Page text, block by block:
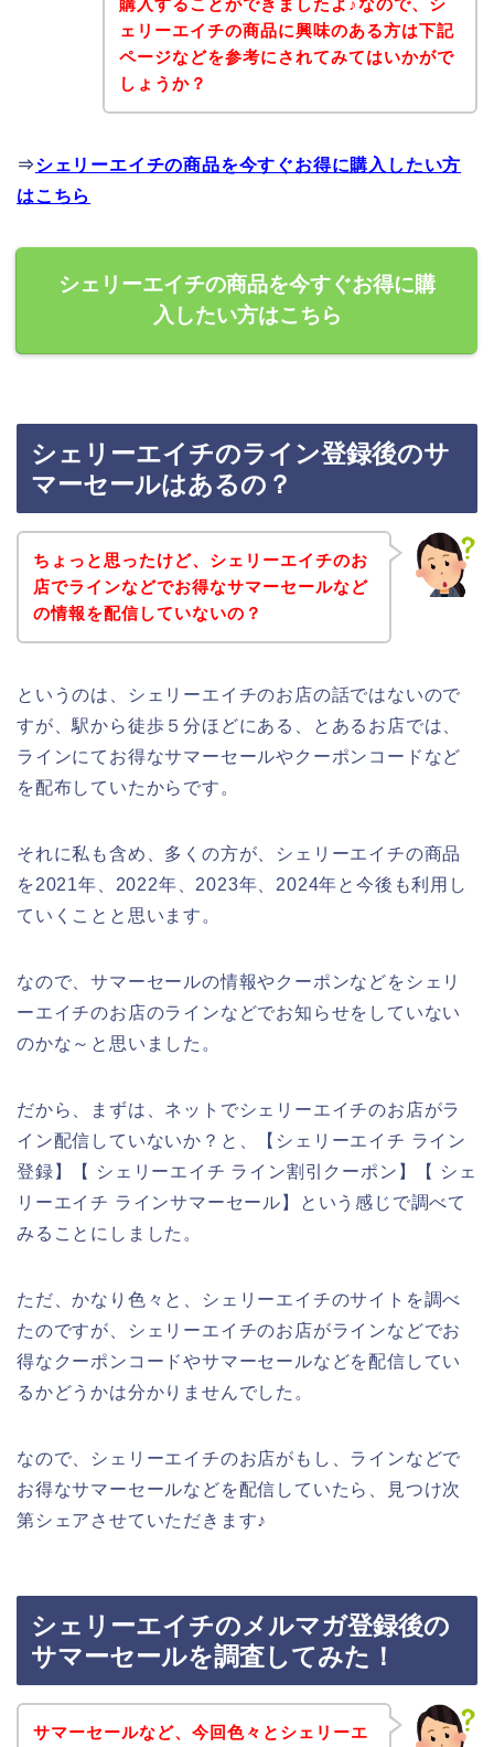
購入することができましたよ♪なので、シ
ェリーエイチの商品に興味のある方は下記
ページなどを参考にされてみてはいかがで
しょうか？
⇒シェリーエイチの商品を今すぐお得に購入したい方
はこちら
シェリーエイチの商品を今すぐお得に購
入したい方はこちら
シェリーエイチのライン登録後のサ
マーセールはあるの？
ちょっと思ったけど、シェリーエイチのお
店でラインなどでお得なサマーセールなど
の情報を配信していないの？
というのは、シェリーエイチのお店の話ではないので
すが、駅から徒歩５分ほどにある、とあるお店では、
ラインにてお得なサマーセールやクーポンコードなど
を配布していたからです。
それに私も含め、多くの方が、シェリーエイチの商品
を2021年、2022年、2023年、2024年と今後も利用し
ていくことと思います。
なので、サマーセールの情報やクーポンなどをシェリ
ーエイチのお店のラインなどでお知らせをしていない
のかな～と思いました。
だから、まずは、ネットでシェリーエイチのお店がラ
イン配信していないか？と、【シェリーエイチ ライン
登録】【 シェリーエイチ ライン割引クーポン】【 シェ
リーエイチ ラインサマーセール】という感じで調べて
みることにしました。
ただ、かなり色々と、シェリーエイチのサイトを調べ
たのですが、シェリーエイチのお店がラインなどでお
得なクーポンコードやサマーセールなどを配信してい
るかどうかは分かりませんでした。
なので、シェリーエイチのお店がもし、ラインなどで
お得なサマーセールなどを配信していたら、見つけ次
第シェアさせていただきます♪
シェリーエイチのメルマガ登録後の
サマーセールを調査してみた！
サマーセールなど、今回色々とシェリーエ